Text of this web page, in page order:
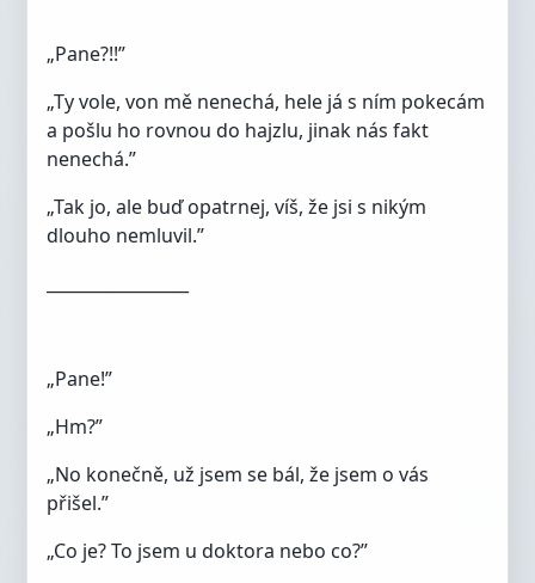
„Pane?!!”
„Ty vole, von mě nenechá, hele já s ním pokecám
a pošlu ho rovnou do hajzlu, jinak nás fakt
nenechá.”
„Tak jo, ale buď opatrnej, víš, že jsi s nikým
dlouho nemluvil.”
„Pane!”
„Hm?”
„No konečně, už jsem se bál, že jsem o vás
přišel.”
„Co je? To jsem u doktora nebo co?”